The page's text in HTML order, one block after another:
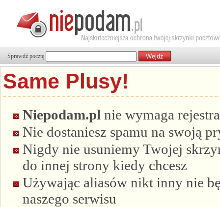
Sprawdź pocztę
Same Plusy!
Niepodam.pl nie wymaga
Nie dostaniesz spamu na swoją
Nigdy nie usuniemy Twojej
do innej strony kiedy chcesz
Używając aliasów nikt inny nie
naszego serwisu